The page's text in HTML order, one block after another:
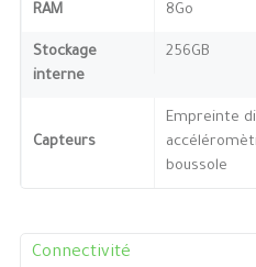
RAM 8Go
Stockage
interne
256GB
Capteurs
Empreinte
boussole
Connectivité